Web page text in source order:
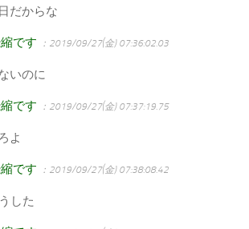
だからな
です ：2019/09/27(金) 07:36:02.03
いのに
です ：2019/09/27(金) 07:37:19.75
よ
です ：2019/09/27(金) 07:38:08.42
した